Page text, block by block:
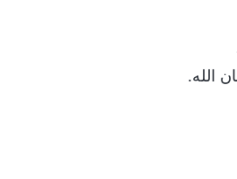
الله.